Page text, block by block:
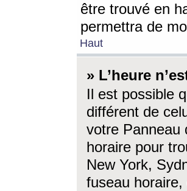
être trouvé en
permettra de
Haut
» L’heure
Il est possible
différent de
votre Panneau
horaire pour
New York,
fuseau horaire,